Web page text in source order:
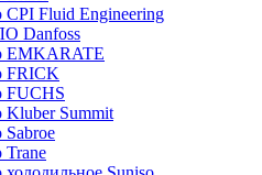
CPI Fluid Engineering
Danfoss
EMKARATE
FRICK
FUCHS
Kluber Summit